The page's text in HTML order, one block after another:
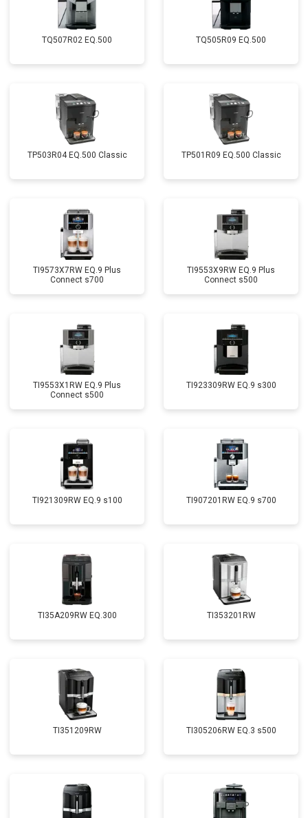
TQ507R02 EQ.500 TQ505R09 EQ.500
TP503R04 EQ.500 Classic TP501R09 EQ.500 Classic
TI9573X7RW EQ.9 Plus
Connect s700
TI9553X9RW EQ.9 Plus
Connect s500
TI9553X1RW EQ.9 Plus
Connect s500
TI923309RW EQ.9 s300
TI921309RW EQ.9 s100 TI907201RW EQ.9 s700
TI35A209RW EQ.300 TI353201RW
TI351209RW TI305206RW EQ.3 s500